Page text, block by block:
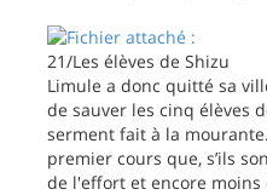
21/Les élèves de Shizu
Limule a donc quitté sa
de sauver les cinq élèves
serment fait à la
premier cours que, s’ils
de l'effort et encore